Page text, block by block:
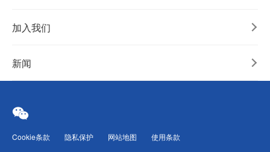
加入我们
新闻
Cookie条款 隐私保护 网站地图 使用条款